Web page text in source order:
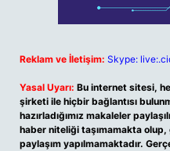
Reklam ve İletişim: Skype:
Yasal Uyarı: Bu internet sitesi,
şirketi ile hiçbir bağlantısı
hazırladığımız makaleler
haber niteliği taşımamakta
paylaşım yapılmamaktadır.